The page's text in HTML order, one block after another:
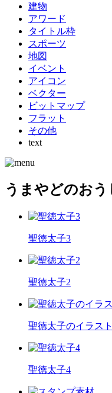
建物
アワード
タイトル枠
スポーツ
地図
イベント
アイコン
ベクター
ビットマップ
フラット
その他
text
うまやどのお
聖徳太子3
聖徳太子2
聖徳太子のイラスト
聖徳太子4